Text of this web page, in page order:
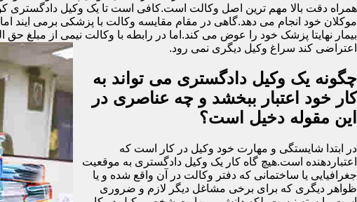
همراه دقت بالا مهم ترین اصل وکالت است.کافی است تا یک وکیل دادگستری
موکلان خود انجام می دهد.گاهی در مقام مقایسه وکالت با پزشکی برمی ایند اما
بیمار نهایتا پزشک خود را عوض می کند.اما در رابطه با وکالت نیمی از مبلغ
اعتراضی کند سراغ وکیل دیگری نمی رود.
چگونه یک وکیل دادگستری می تواند به
کار خود اعتبار ببخشد و چه عناصری در
این مقوله دخیل است؟
در ابتدا شایستگی و مهارت خود وکیل در کار است که
اعتباردهنده است.هیچ گاه کار یک وکیل دادگستری به موقعیت
جغرافیایی یا ساختمانی که دفتر وکالت در آن واقع شده و یا
ظواهر دیگری که برای برخی مشاغل دیگر لازم و ضروری